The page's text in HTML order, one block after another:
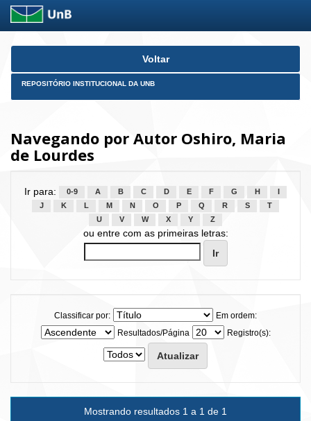
Skip
Voltar
REPOSITÓRIO INSTITUCIONAL DA UNB
Navegando por Autor Oshiro, Maria
de Lourdes
Ir para: 0-9 A B C D E F G H
J
K L M N O P Q R S
T
U
V W X Y Z
ou entre com as primeiras letras:
Classificar por:
Em ordem:
Resultados/Página
Registro(s):
Mostrando resultados 1 a 1 de 1